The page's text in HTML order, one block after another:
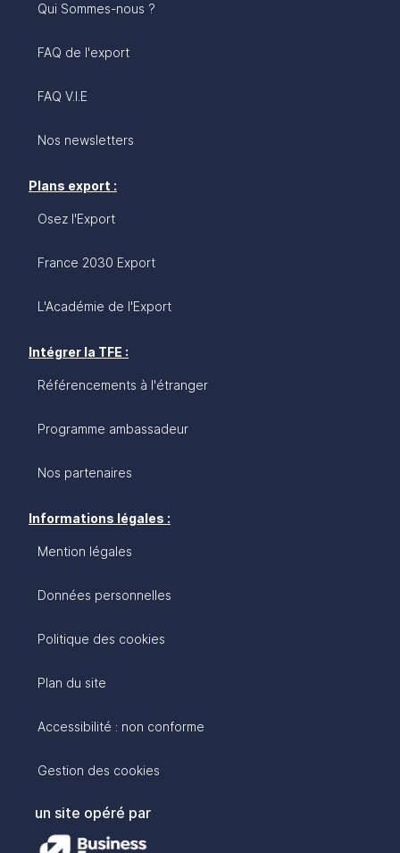
Qui Sommes-nous ?
FAQ de l'export
FAQ V.I.E
Nos newsletters
Plans export :
Osez l'Export
France 2030 Export
L'Académie de l'Export
Intégrer la TFE :
Référencements à l'étranger
Programme ambassadeur
Nos partenaires
Informations légales :
Mention légales
Données personnelles
Politique des cookies
Plan du site
Accessibilité : non conforme
Gestion des cookies
un site opéré par